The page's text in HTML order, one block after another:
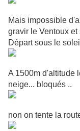
Mais impossible
gravir le Ventoux et
Départ sous le
A 1500m d'altitude
neige... bloqués ..
non on tente la